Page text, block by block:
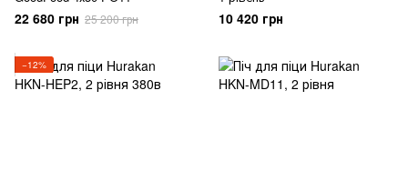
22 680 грн 25 200 грн 10 420 грн
−12%